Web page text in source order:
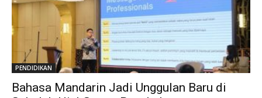
PENDIDIKAN
Bahasa Mandarin Jadi Unggulan Baru di